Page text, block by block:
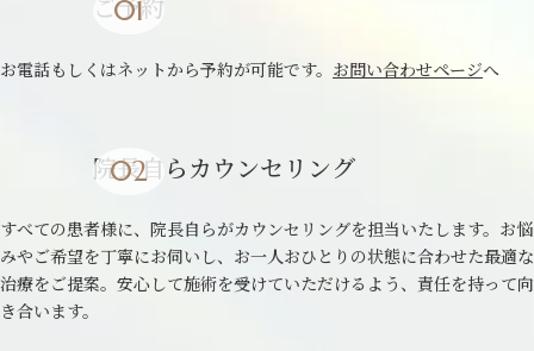
お電話もしくはネットから予約が可能です。 お問い合わせページへ
院長自らカウンセリング
すべての患者様に、院長自らがカウンセリングを担当いたします。お悩
みやご希望を丁寧にお伺いし、お一人おひとりの状態に合わせた最適な
治療をご提案。安心して施術を受けていただけるよう、責任を持って向
き合います。